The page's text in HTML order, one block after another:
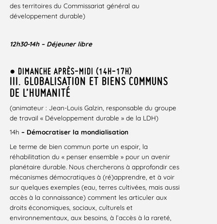
des territoires du Commissariat général au
développement durable)
12h30-14h – Déjeuner libre
● DIMANCHE APRÈS-MIDI (14H-17H)
III. GLOBALISATION ET BIENS COMMUNS
DE L’HUMANITÉ
(animateur : Jean-Louis Galzin, responsable du groupe
de travail « Développement durable » de la LDH)
14h – Démocratiser la mondialisation
Le terme de bien commun porte un espoir, la
réhabilitation du « penser ensemble » pour un avenir
planétaire durable. Nous chercherons à approfondir ces
mécanismes démocratiques à (ré)apprendre, et à voir
sur quelques exemples (eau, terres cultivées, mais aussi
accès à la connaissance) comment les articuler aux
droits économiques, sociaux, culturels et
environnementaux, aux besoins, à l’accès à la rareté,